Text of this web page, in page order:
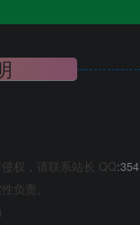
权，请联系站长 QQ
负责。